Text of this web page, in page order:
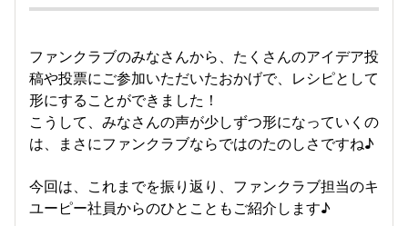
ファンクラブのみなさんから、たくさんのアイデア投
稿や投票にご参加いただいたおかげで、レシピとして
形にすることができました！
こうして、みなさんの声が少しずつ形になっていくの
は、まさにファンクラブならではのたのしさですね♪
今回は、これまでを振り返り、ファンクラブ担当のキ
ユーピー社員からのひとこともご紹介します♪